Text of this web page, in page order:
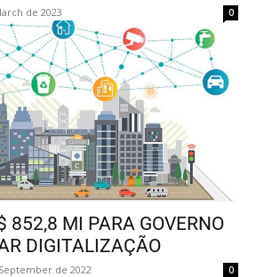
de 2023 0
852,8 MI PARA GOVERNO
DIGITALIZAÇÃO
de 2022 0